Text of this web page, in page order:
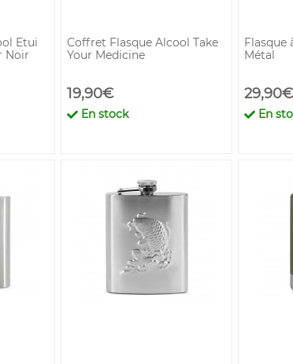
Etui
Noir
Coffret Flasque Alcool Take
Your Medicine
19,90€
En stock
Flasque
Métal
29,90€
En